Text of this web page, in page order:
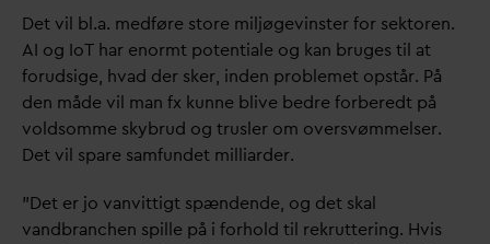
Det vil bl.a. medføre store miljøgevinster for sektoren.
AI og IoT har enormt potentiale og kan bruges til at
forudsige, hvad der sker, inden problemet opstår. På
den måde vil man fx kunne blive bedre forberedt på
voldsomme skybrud og trusler om oversvømmelser.
Det vil spare samfundet milliarder.
”Det er jo vanvittigt spændende, og det skal
vandbranchen spille på i forhold til rekruttering. Hvis